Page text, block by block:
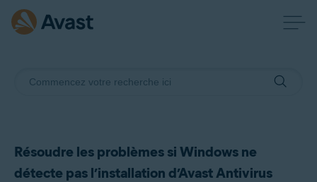
Résoudre les problèmes si Windows ne
détecte pas l’installation d’Avast Antivirus